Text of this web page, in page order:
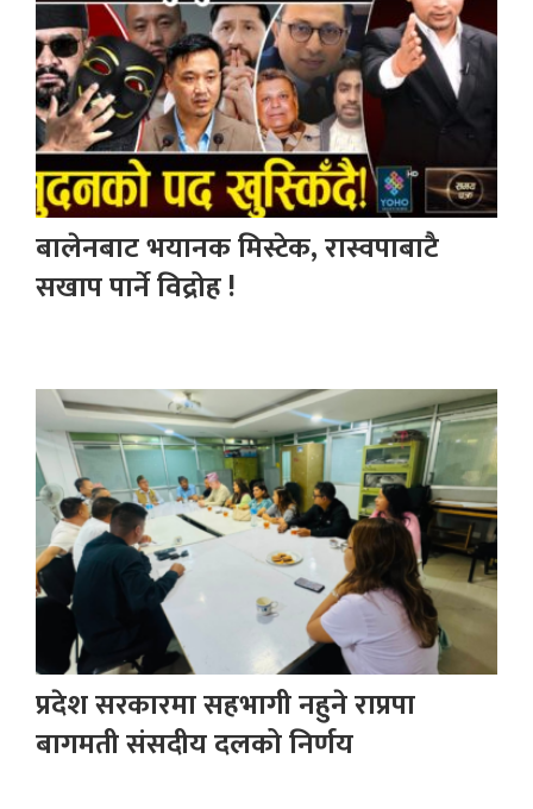
बालेनबाट भयानक मिस्टेक, रास्वपाबाटै
सखाप पार्ने विद्रोह !
प्रदेश सरकारमा सहभागी नहुने राप्रपा
बागमती संसदीय दलको निर्णय